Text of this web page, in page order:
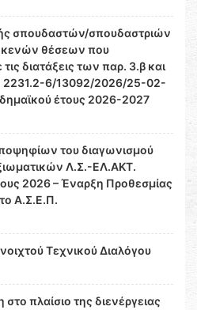
σπουδαστών/σπουδαστριών
κενών θέσεων που
διατάξεις των παρ. 3.β και
2231.2-6/13092/2026/25-02-
έτους 2026-2027
του διαγωνισμού
Λ.Σ.-ΕΛ.ΑΚΤ.
2026 – Έναρξη Προθεσμίας
Α.Σ.Ε.Π.
Τεχνικού Διαλόγου
πλαίσιο της διενέργειας